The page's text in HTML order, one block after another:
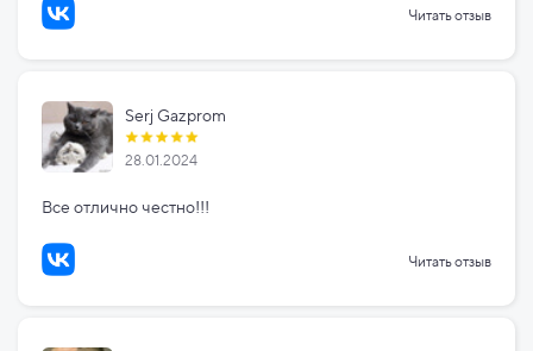
Читать отзыв
Serj Gazprom
28.01.2024
Все отлично честно!!!
Читать отзыв